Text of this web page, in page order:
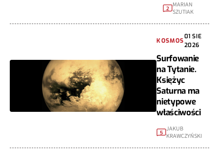
2
MARIAN
SZUTIAK
KOSMOS
01 SIE
2026
Surfowanie
na Tytanie.
Księżyc
Saturna ma
nietypowe
właściwości
5 JAKUB
KRAWCZYŃSKI